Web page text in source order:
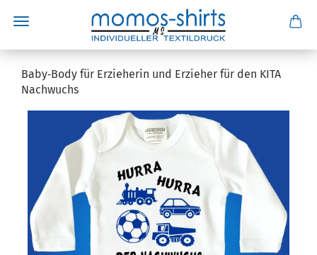
Baby‑Body für Erzieherin und Erzieher für den KITA
Nachwuchs